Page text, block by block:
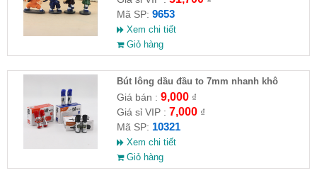
Mã SP: 9653
Xem chi tiết
Giỏ hàng
Bút lông dầu đầu to 7mm nhanh khô
Giá bán : 9,000₫
Giá sỉ VIP : 7,000₫
Mã SP: 10321
Xem chi tiết
Giỏ hàng